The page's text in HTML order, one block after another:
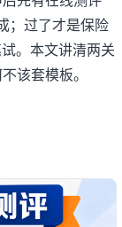
；过了才是保险
。本文讲清两关
该套模板。